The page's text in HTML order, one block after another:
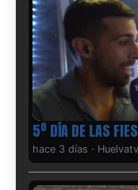
5º DÍA DE LAS
hace 3 días · Huelvatv